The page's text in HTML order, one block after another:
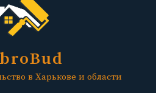
в Харькове и области